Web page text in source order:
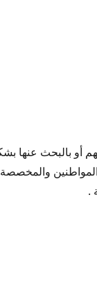
بهم أو بالبحث
الطوارئ لنجدة المواطنين